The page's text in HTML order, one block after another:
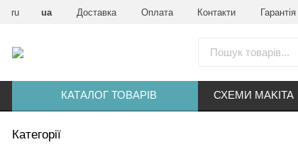
ru ua Доставка Оплата Контакти Гарантія
КАТАЛОГ ТОВАРІВ СХЕМИ MAKITA
Категорії